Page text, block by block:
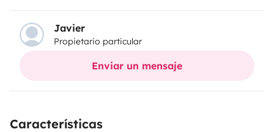
Javier
Propietario particular
Enviar un mensaje
Características